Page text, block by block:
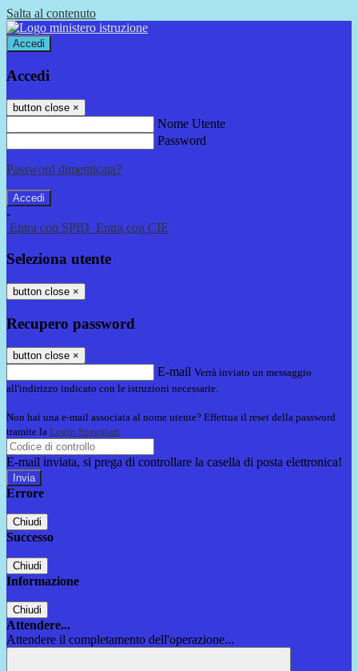
Salta al contenuto
Accedi
Accedi
button close ×
Nome Utente
Password
Password dimenticata?
-
Entra con SPID Entra con CIE
Seleziona utente
button close ×
Recupero password
button close ×
E-mail Verrà inviato un messaggio
all'indirizzo indicato con le istruzioni necessarie.
Non hai una e-mail associata al nome utente? Effettua il reset della password
tramite la Login Spaggiari
E-mail inviata, si prega di controllare la casella di posta elettronica!
Errore
Chiudi
Successo
Chiudi
Informazione
Chiudi
Attendere...
Attendere il completamento dell'operazione...